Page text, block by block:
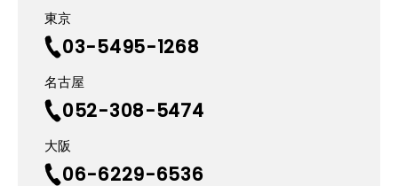
東京
03-5495-1268
名古屋
052-308-5474
大阪
06-6229-6536